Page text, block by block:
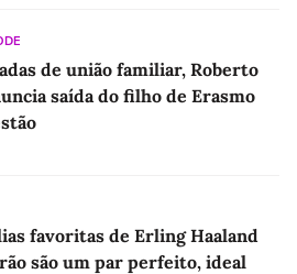
de união familiar, Roberto
saída do filho de Erasmo
favoritas de Erling Haaland
são um par perfeito, ideal